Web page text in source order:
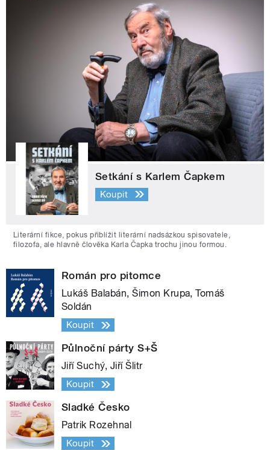
Setkání s Karlem Čapkem
Koupit
Literární fikce, pokus přiblížit literární nadsázkou spisovatele,
filozofa, ale hlavně člověka Karla Čapka trochu jinou formou.
Román pro pitomce
Lukáš Balabán, Šimon Krupa, Tomáš
Soldán
Koupit
Půlnoční párty S+Š
Jiří Suchý, Jiří Šlitr
Koupit
Sladké Česko
Patrik Rozehnal
Koupit